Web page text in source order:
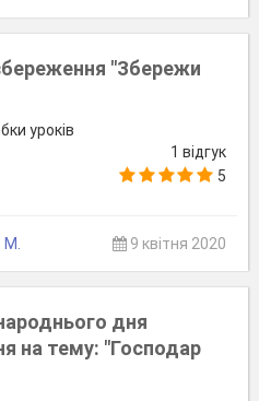
"Збережи
уроків
1 відгук
5
М. 9 квітня 2020
дня
на тему: "Господар